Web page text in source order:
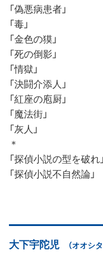
「偽悪病患者」
「毒」
「金色の獏」
「死の倒影」
「情獄」
「決闘介添人」
「紅座の庖厨」
「魔法街」
「灰人」
＊
「探偵小説の型を破れ」
「探偵小説不自然論」
大下宇陀児 （オオシ